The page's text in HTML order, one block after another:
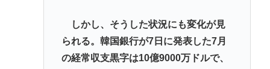
しかし、そうした状況にも変化が見
られる。韓国銀行が7日に発表した7月
の経常収支黒字は10億9000万ドルで、